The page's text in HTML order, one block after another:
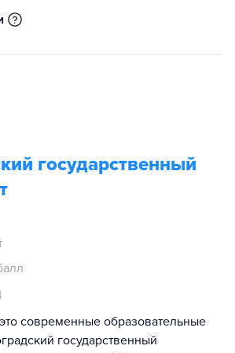
государственный
современные образовательные
государственный